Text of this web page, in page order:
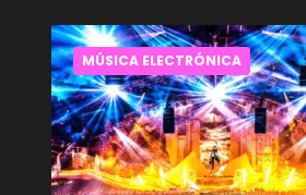
MÚSICA ELECTRÓNICA